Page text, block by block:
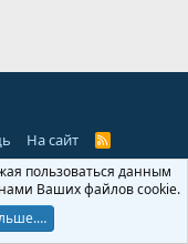
На сайт
R
S
пользоваться данным
Ваших файлов cookie.